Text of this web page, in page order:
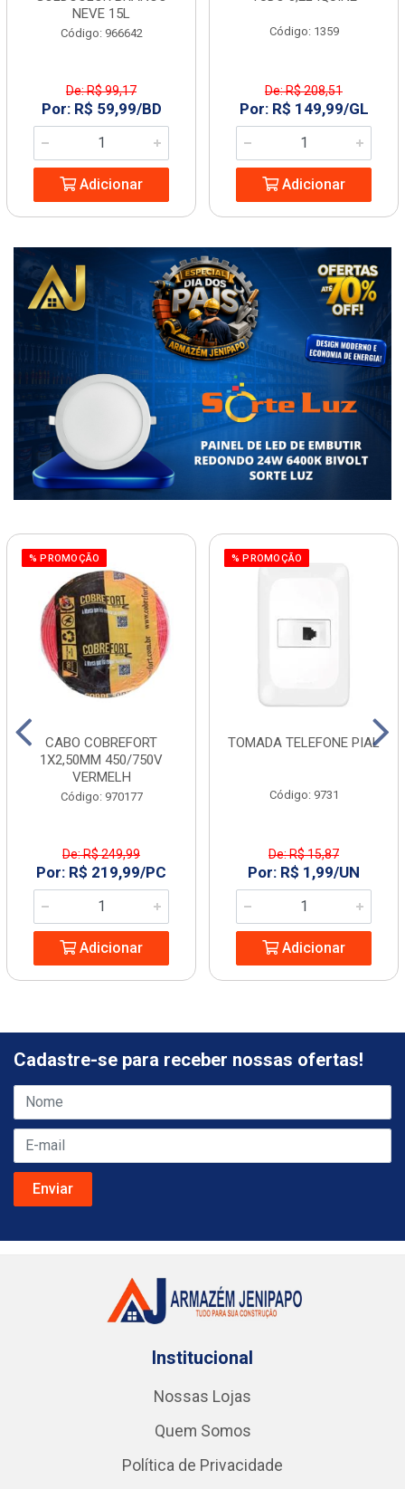
NEVE 15L
Código: 966642
De: R$ 99,17
Por: R$ 59,99/BD
Adicionar
Código: 1359
De: R$ 208,51
Por: R$ 149,99/GL
Adicionar
% PROMOÇÃO
CABO COBREFORT
1X2,50MM 450/750V
VERMELH
Código: 970177
De: R$ 249,99
Por: R$ 219,99/PC
Adicionar
% PROMOÇÃO
TOMADA TELEFONE PIAL
Código: 9731
De: R$ 15,87
Por: R$ 1,99/UN
Adicionar
Cadastre-se para receber nossas ofertas!
Institucional
Nossas Lojas
Quem Somos
Política de Privacidade